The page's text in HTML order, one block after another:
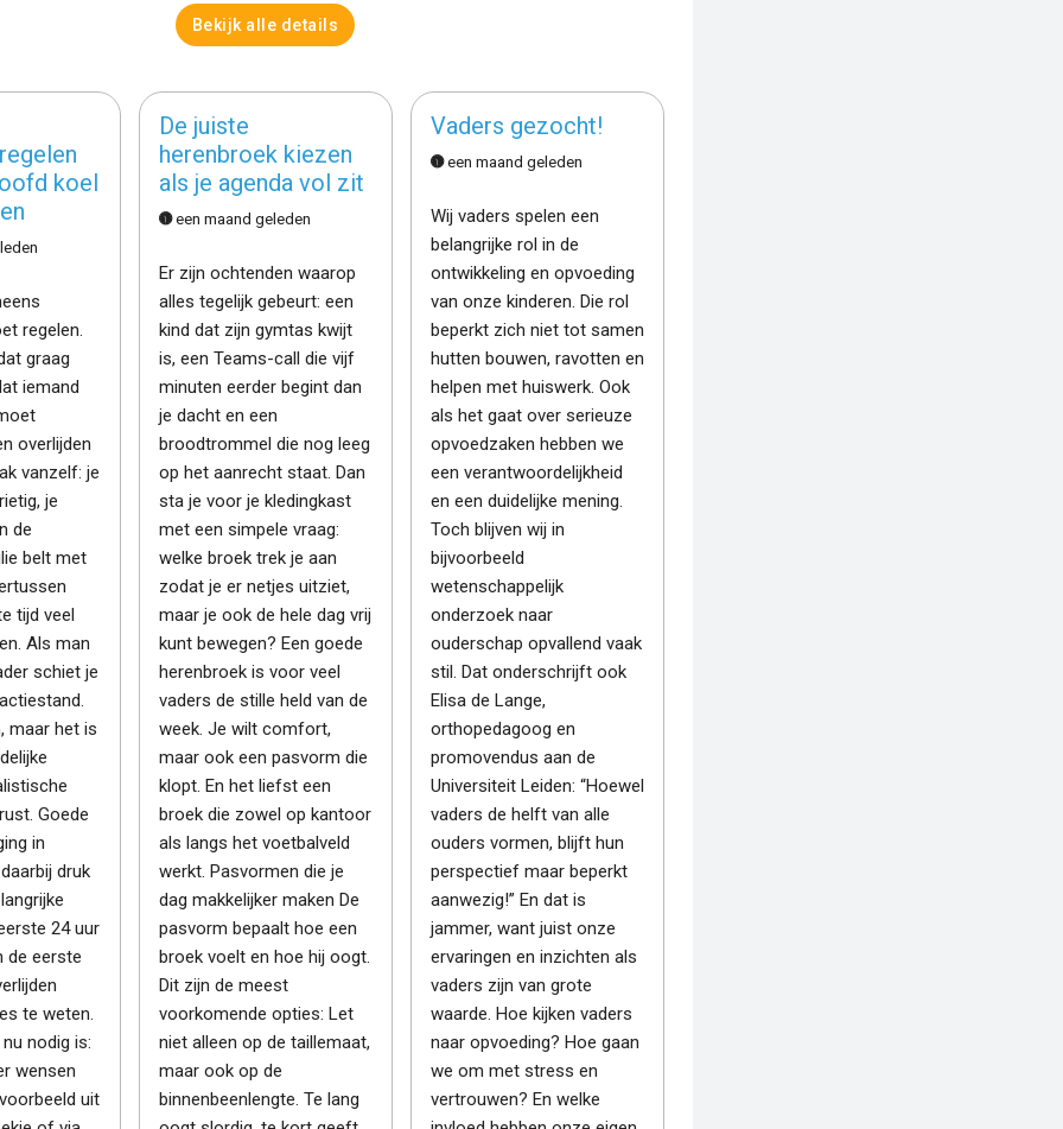
Bekijk alle details
koel
regelen.
graag
iemand
overlijden
vanzelf: je
je
de
belt met
tijd veel
Als man
schiet je
maar het is
Goede
in
druk
24 uur
de eerste
te weten.
nodig is:
wensen
uit
De juiste
herenbroek kiezen
als je agenda vol zit
een maand geleden
Er zijn ochtenden waarop
alles tegelijk gebeurt: een
kind dat zijn gymtas kwijt
is, een Teams-call die vijf
minuten eerder begint dan
je dacht en een
broodtrommel die nog leeg
op het aanrecht staat. Dan
sta je voor je kledingkast
met een simpele vraag:
welke broek trek je aan
zodat je er netjes uitziet,
maar je ook de hele dag vrij
kunt bewegen? Een goede
herenbroek is voor veel
vaders de stille held van de
week. Je wilt comfort,
maar ook een pasvorm die
klopt. En het liefst een
broek die zowel op kantoor
als langs het voetbalveld
werkt. Pasvormen die je
dag makkelijker maken De
pasvorm bepaalt hoe een
broek voelt en hoe hij oogt.
Dit zijn de meest
voorkomende opties: Let
niet alleen op de taillemaat,
maar ook op de
binnenbeenlengte. Te lang
Vaders gezocht!
een maand geleden
Wij vaders spelen een
belangrijke rol in de
ontwikkeling en opvoeding
van onze kinderen. Die rol
beperkt zich niet tot samen
hutten bouwen, ravotten en
helpen met huiswerk. Ook
als het gaat over serieuze
opvoedzaken hebben we
een verantwoordelijkheid
en een duidelijke mening.
Toch blijven wij in
bijvoorbeeld
wetenschappelijk
onderzoek naar
ouderschap opvallend vaak
stil. Dat onderschrijft ook
Elisa de Lange,
orthopedagoog en
promovendus aan de
Universiteit Leiden: “Hoewel
vaders de helft van alle
ouders vormen, blijft hun
perspectief maar beperkt
aanwezig!” En dat is
jammer, want juist onze
ervaringen en inzichten als
vaders zijn van grote
waarde. Hoe kijken vaders
naar opvoeding? Hoe gaan
we om met stress en
vertrouwen? En welke